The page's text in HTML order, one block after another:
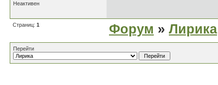
Неактивен
Страниц: 1 Форум » Лирика
Перейти